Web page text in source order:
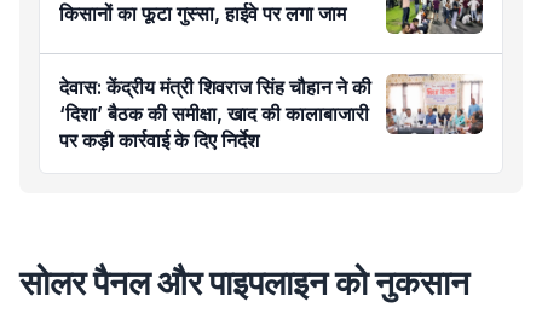
किसानों का फूटा गुस्सा, हाईवे पर लगा जाम
देवास: केंद्रीय मंत्री शिवराज सिंह चौहान ने की
‘दिशा’ बैठक की समीक्षा, खाद की कालाबाजारी
पर कड़ी कार्रवाई के दिए निर्देश
सोलर पैनल और पाइपलाइन को नुकसान